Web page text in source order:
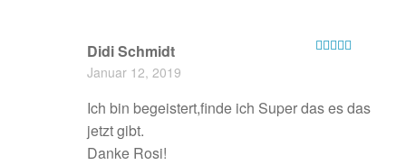
Didi Schmidt
Januar 12, 2019
Ich bin begeistert,finde ich Super das es das
jetzt gibt.
Danke Rosi!